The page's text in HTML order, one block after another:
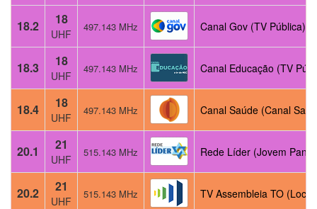
18.2 18
UHF
497.143 MHz Canal Gov (TV Pública)
18.3 18
UHF
497.143 MHz Canal Educação (TV
18.4 18
UHF
497.143 MHz Canal Saúde (Canal
20.1 21
UHF
515.143 MHz Rede Líder (Jovem Pan
20.2 21
UHF
515.143 MHz TV Assembleia TO (Local)